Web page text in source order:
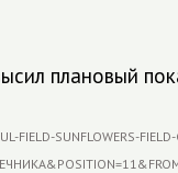
плановый